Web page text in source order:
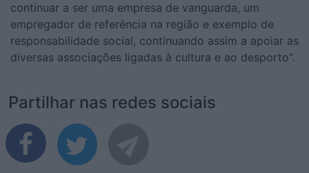
continuar a ser uma empresa de vanguarda, um
empregador de referência na região e exemplo de
responsabilidade social, continuando assim a apoiar as
diversas associações ligadas à cultura e ao desporto”.
Partilhar nas redes sociais